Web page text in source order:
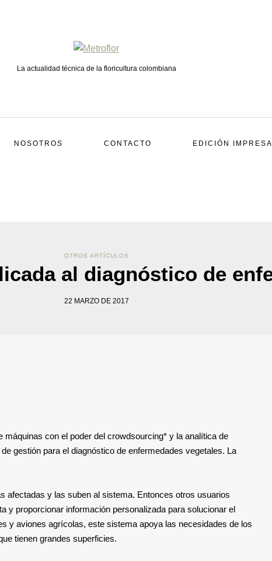
La actualidad técnica de la floricultura colombiana
NOSOTROS CONTACTO EDICIÓN IMPRESA
OTROS ARTÍCULOS
al diagnóstico de
22 MARZO DE 2017
con el poder del crowdsourcing* y la analítica de
gestión para el diagnóstico de enfermedades vegetales. La
afectadas y las suben al sistema. Entonces otros usuarios
y proporcionar información personalizada para solucionar el
y aviones agrícolas, este sistema apoya las necesidades de los
tienen grandes superficies.